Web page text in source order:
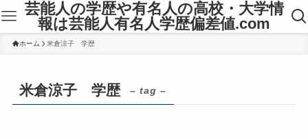
芸能人の学歴や有名人の高校・大学情
報は芸能人有名人学歴偏差値.com
ホーム 米倉涼子 学歴
米倉涼子 学歴 – tag –